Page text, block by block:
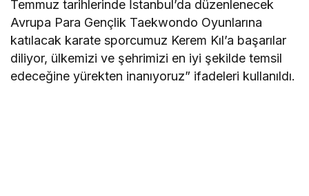
Temmuz tarihlerinde İstanbul’da düzenlenecek
Avrupa Para Gençlik Taekwondo Oyunlarına
katılacak karate sporcumuz Kerem Kıl’a başarılar
diliyor, ülkemizi ve şehrimizi en iyi şekilde temsil
edeceğine yürekten inanıyoruz” ifadeleri kullanıldı.